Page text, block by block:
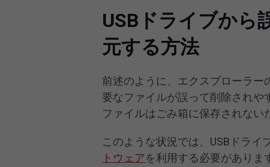
USBドライブから
元する方法
前述のように、エクスプローラー
要なファイルが誤って削除されや
ファイルはごみ箱に保存されない
このような状況では、USBドライ
トウェアを利用する必要がありま